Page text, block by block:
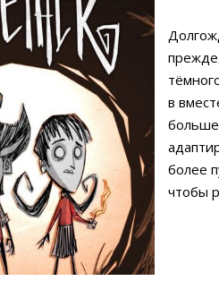
в
больше
более
чтобы